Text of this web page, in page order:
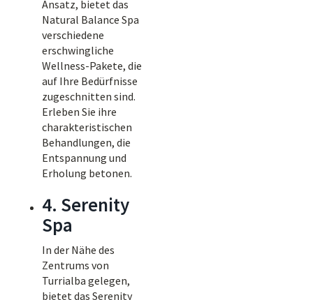
Ansatz, bietet das
Natural Balance Spa
verschiedene
erschwingliche
Wellness-Pakete, die
auf Ihre Bedürfnisse
zugeschnitten sind.
Erleben Sie ihre
charakteristischen
Behandlungen, die
Entspannung und
Erholung betonen.
4. Serenity
Spa
In der Nähe des
Zentrums von
Turrialba gelegen,
bietet das Serenity